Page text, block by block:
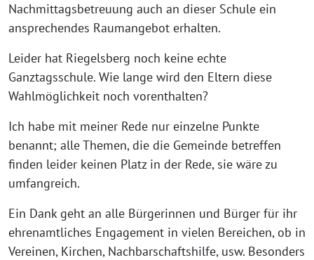
Nachmittagsbetreuung auch an dieser Schule ein
ansprechendes Raumangebot erhalten.
Leider hat Riegelsberg noch keine echte
Ganztagsschule. Wie lange wird den Eltern diese
Wahlmöglichkeit noch vorenthalten?
Ich habe mit meiner Rede nur einzelne Punkte
benannt; alle Themen, die die Gemeinde betreffen
finden leider keinen Platz in der Rede, sie wäre zu
umfangreich.
Ein Dank geht an alle Bürgerinnen und Bürger für ihr
ehrenamtliches Engagement in vielen Bereichen, ob in
Vereinen, Kirchen, Nachbarschaftshilfe, usw. Besonders